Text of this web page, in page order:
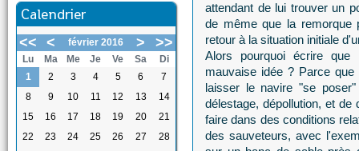
Calendrier
<< < février 2016 > >>
Lu Ma Me Je Ve Sa
Di
1
2 3 4 5 6
7
8
9 10 11 12 13
14
15
16 17 18 19 20
21
22
23 24 25 26 27
28
attendant de lui trouver un
de même que la remorque
retour à la situation initiale
Alors pourquoi écrire que
mauvaise idée ? Parce
laisser le navire "se
délestage, dépollution, et
faire dans des conditions
des sauveteurs, avec